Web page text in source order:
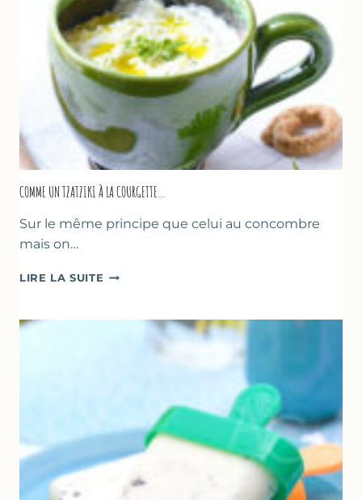
COMME UN TZATZIKI À LA COURGETTE…
Sur le même principe que celui au concombre
mais on…
LIRE LA SUITE COMME
À
COURGETTE…